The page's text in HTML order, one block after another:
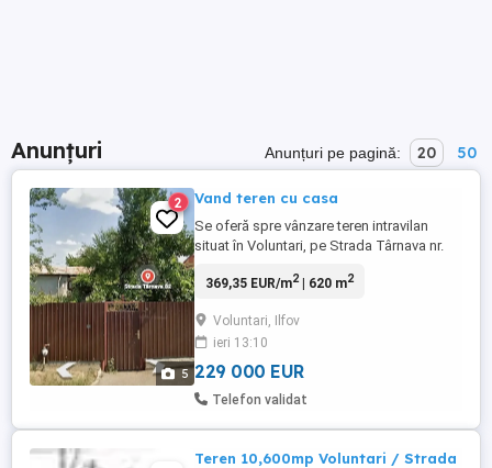
Anunțuri Anunțuri pe pagină: 20 50
5
2 Vand teren cu casa
Se oferă spre vânzare teren intravilan
situat în Voluntari, pe Strada Târnava nr.
acces rapid către București. Suprafață
de folosință: Curți-construcții Construcție
existentă: Pe teren există o casă parter,
edificată în ...
369,35 EUR/m2| 620 m2
Voluntari, Ilfov
ieri 13:10
229 000 EUR
Telefon validat
Teren 10,600mp Voluntari / Strada